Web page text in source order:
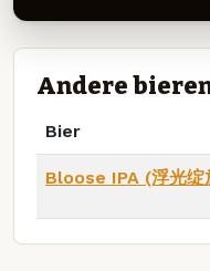
Andere
Bier
Bloose IPA (浮光绽